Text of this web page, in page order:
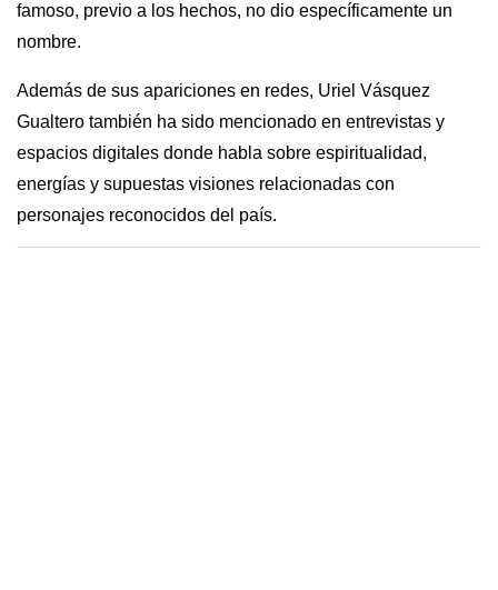
famoso, previo a los hechos, no dio específicamente un
nombre.
Además de sus apariciones en redes, Uriel Vásquez
Gualtero también ha sido mencionado en entrevistas y
espacios digitales donde habla sobre espiritualidad,
energías y supuestas visiones relacionadas con
personajes reconocidos del país.